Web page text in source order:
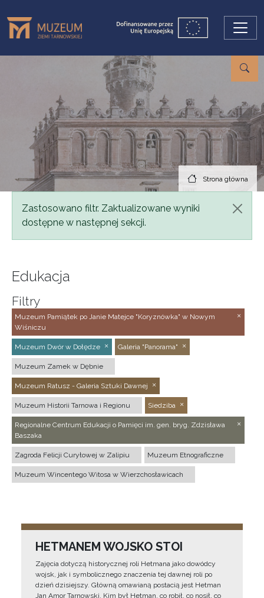
Strona główna
Komunikat
Zastosowano filtr. Zaktualizowane wyniki
dostępne w następnej sekcji.
Edukacja
Filtry
Muzeum Pamiątek po Janie Matejce "Koryznówka" w Nowym
Wiśniczu
Muzeum Dwór w Dołędze Galeria "Panorama"
Muzeum Zamek w Dębnie
Muzeum Ratusz - Galeria Sztuki Dawnej
Muzeum Historii Tarnowa i Regionu Siedziba
Regionalne Centrum Edukacji o Pamięci im. gen. bryg. Zdzisława
Baszaka
Zagroda Felicji Curyłowej w Zalipiu Muzeum Etnograficzne
Muzeum Wincentego Witosa w Wierzchosławicach
HETMANEM WOJSKO STOI
Zajęcia dotyczą historycznej roli Hetmana jako dowódcy
wojsk, jak i symbolicznego znaczenia tej dawnej roli po
dzień dzisiejszy. Główną omawianą postacią jest Hetman
Jan Amor Tarnowski. Kim był Hetman, co robił, co nosił, co